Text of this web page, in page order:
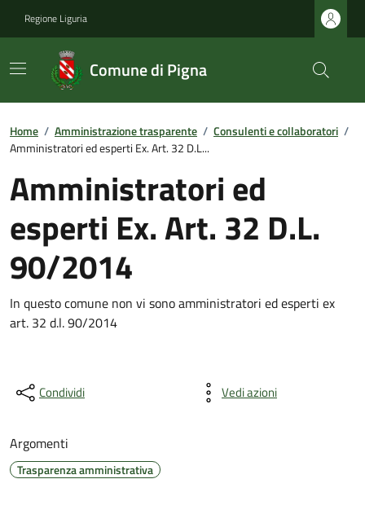
Regione Liguria
Comune di Pigna
Home / Amministrazione trasparente / Consulenti e collaboratori /
Amministratori ed esperti Ex. Art. 32 D.L...
Amministratori ed
esperti Ex. Art. 32 D.L.
90/2014
In questo comune non vi sono amministratori ed esperti ex
art. 32 d.l. 90/2014
Condividi Vedi azioni
Argomenti
Trasparenza amministrativa